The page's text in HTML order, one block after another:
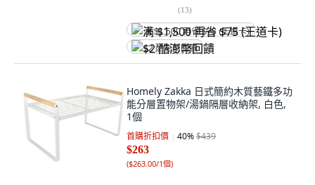
(13)
满 $1,500 再省 $75 (王道卡)
$2 酷澎幣回饋
Homely Zakka 日式簡約木質藝鐵多功
能分層置物架/湯鍋隔層收納架, 白色,
1個
首購折扣價 40%$439
$263
($263.00/1個)